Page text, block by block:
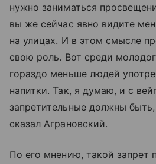
нужно заниматься
вы же сейчас явно видите
на улицах. И в этом смысле
свою роль. Вот среди
гораздо меньше людей
напитки. Так, я думаю, и с
запретительные должны
сказал Аграновский.
По его мнению, такой запрет